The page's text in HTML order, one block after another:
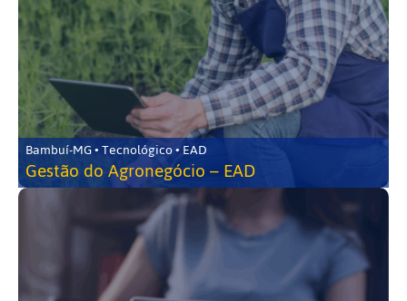
Bambuí-MG • Tecnológico • EAD
Gestão do Agronegócio – EAD